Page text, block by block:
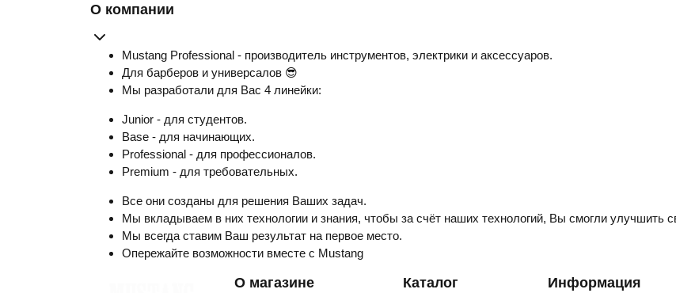
О компании
Mustang Professional - производитель инструментов, электрики и аксессуаров.
Для барберов и универсалов 😎
Мы разработали для Вас 4 линейки:
Junior - для студентов.
Base - для начинающих.
Professional - для профессионалов.
Premium - для требовательных.
Все они созданы для решения Ваших задач.
Мы вкладываем в них технологии и знания, чтобы за счёт наших технологий, Вы смогли улучшить
Мы всегда ставим Ваш результат на первое место.
Опережайте возможности вместе с Mustang
О магазине Каталог Информация